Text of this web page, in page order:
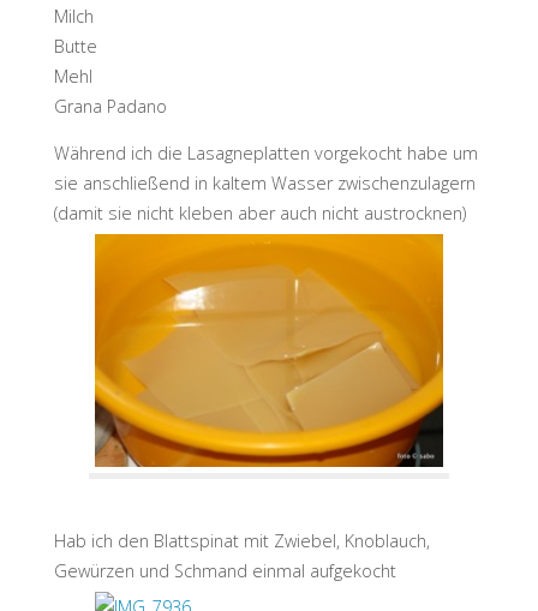
Milch
Butte
Mehl
Grana Padano
Während ich die Lasagneplatten vorgekocht habe um
sie anschließend in kaltem Wasser zwischenzulagern
(damit sie nicht kleben aber auch nicht austrocknen)
Hab ich den Blattspinat mit Zwiebel, Knoblauch,
Gewürzen und Schmand einmal aufgekocht